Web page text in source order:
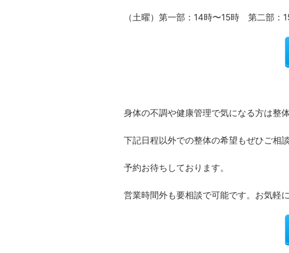
（土曜）第一部：14時〜15時 第二部：
身体の不調や健康管理で気になる方は整
下記日程以外での整体の希望もぜひご相談
予約お待ちしております。
営業時間外も要相談で可能です。お気軽